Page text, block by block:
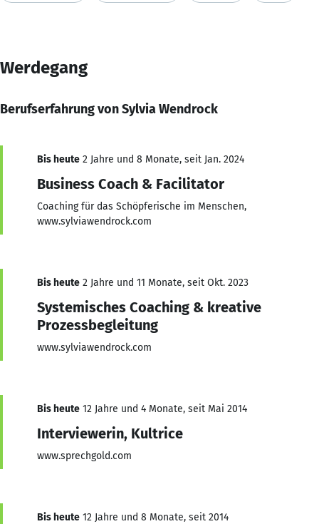
Werdegang
Berufserfahrung von Sylvia Wendrock
Bis heute 2 Jahre und 8 Monate, seit Jan. 2024
Business Coach & Facilitator
Coaching für das Schöpferische im Menschen,
www.sylviawendrock.com
Bis heute 2 Jahre und 11 Monate, seit Okt. 2023
Systemisches Coaching & kreative
Prozessbegleitung
www.sylviawendrock.com
Bis heute 12 Jahre und 4 Monate, seit Mai 2014
Interviewerin, Kultrice
www.sprechgold.com
Bis heute 12 Jahre und 8 Monate, seit 2014